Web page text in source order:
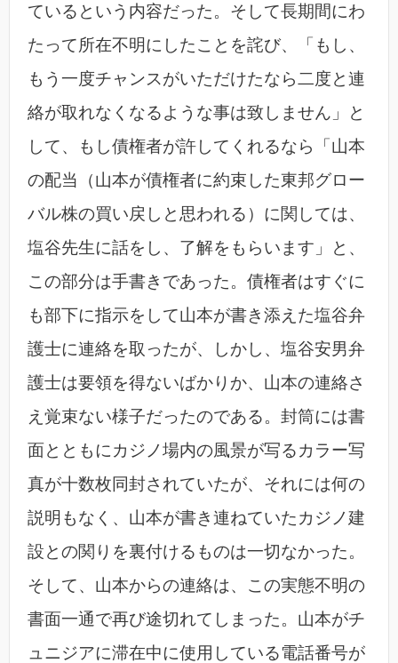
ているという内容だった。そして長期間にわ
たって所在不明にしたことを詫び、「もし、
もう一度チャンスがいただけたなら二度と連
絡が取れなくなるような事は致しません」と
して、もし債権者が許してくれるなら「山本
の配当（山本が債権者に約束した東邦グロー
バル株の買い戻しと思われる）に関しては、
塩谷先生に話をし、了解をもらいます」と、
この部分は手書きであった。債権者はすぐに
も部下に指示をして山本が書き添えた塩谷弁
護士に連絡を取ったが、しかし、塩谷安男弁
護士は要領を得ないばかりか、山本の連絡さ
え覚束ない様子だったのである。封筒には書
面とともにカジノ場内の風景が写るカラー写
真が十数枚同封されていたが、それには何の
説明もなく、山本が書き連ねていたカジノ建
設との関りを裏付けるものは一切なかった。
そして、山本からの連絡は、この実態不明の
書面一通で再び途切れてしまった。山本がチ
ュニジアに滞在中に使用している電話番号が